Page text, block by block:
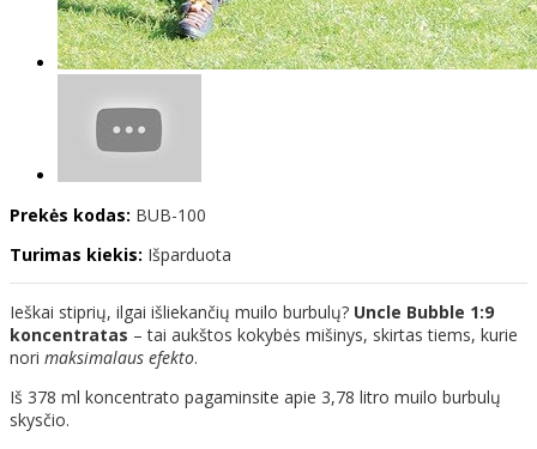
Prekės kodas: BUB-100
Turimas kiekis: Išparduota
Ieškai stiprių, ilgai išliekančių muilo burbulų? Uncle Bubble 1:9
koncentratas – tai aukštos kokybės mišinys, skirtas tiems, kurie
nori maksimalaus efekto.
Iš 378 ml koncentrato pagaminsite apie 3,78 litro muilo burbulų
skysčio.